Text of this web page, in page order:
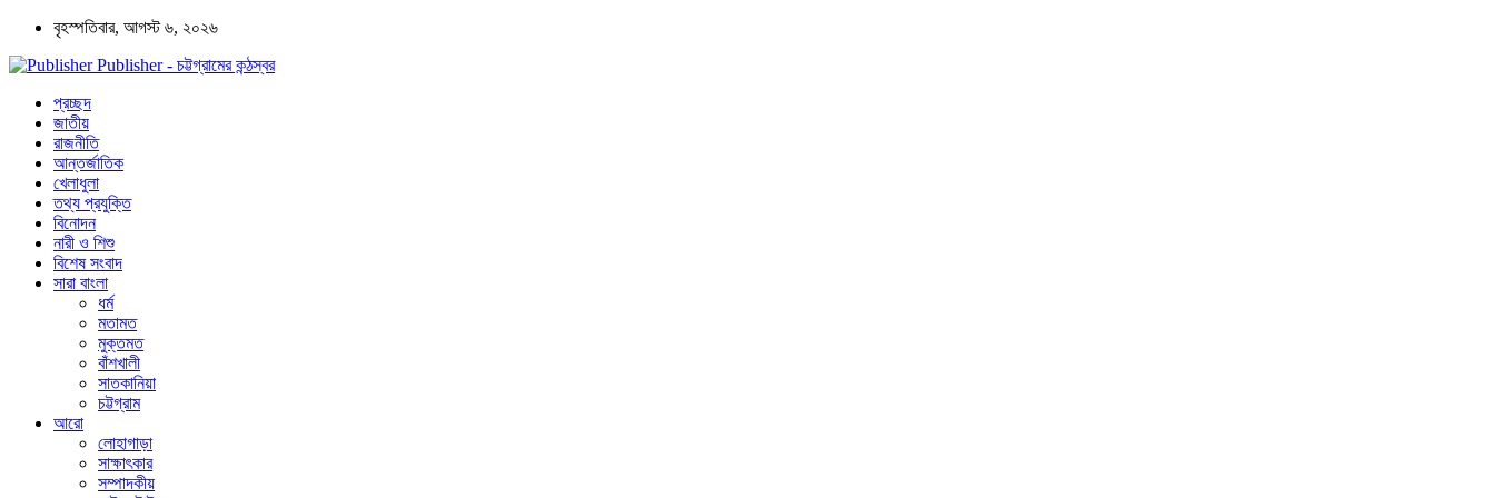
বৃহস্পতিবার, আগস্ট ৬, ২০২৬
Publisher - চট্টগ্রামের কন্ঠস্বর
প্রচ্ছদ
জাতীয়
রাজনীতি
আন্তর্জাতিক
খেলাধুলা
তথ্য প্রযুক্তি
বিনোদন
নারী ও শিশু
বিশেষ সংবাদ
সারা বাংলা
ধর্ম
মতামত
মুক্তমত
বাঁশখালী
সাতকানিয়া
চট্টগ্রাম
আরো
লোহাগাড়া
সাক্ষাৎকার
সম্পাদকীয়